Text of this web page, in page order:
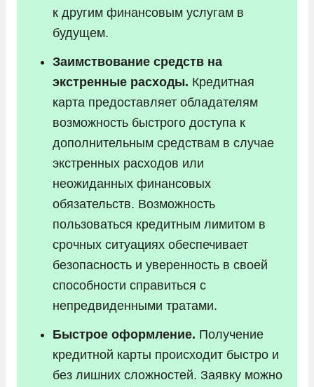
к другим финансовым услугам в
будущем.
Заимствование средств на
экстренные расходы. Кредитная
карта предоставляет обладателям
возможность быстрого доступа к
дополнительным средствам в случае
экстренных расходов или
неожиданных финансовых
обязательств. Возможность
пользоваться кредитным лимитом в
срочных ситуациях обеспечивает
безопасность и уверенность в своей
способности справиться с
непредвиденными тратами.
Быстрое оформление. Получение
кредитной карты происходит быстро и
без лишних сложностей. Заявку можно